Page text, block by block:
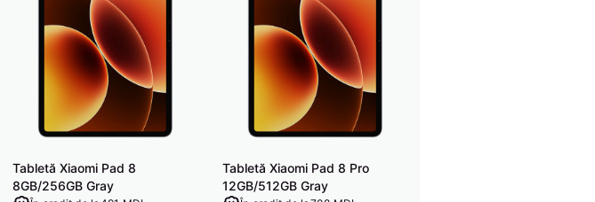
Tabletă Xiaomi Pad 8
8GB/256GB Gray
Tabletă Xiaomi Pad 8 Pro
12GB/512GB Gray